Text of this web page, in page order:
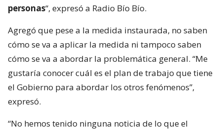
personas“, expresó a Radio Bío Bío.
Agregó que pese a la medida instaurada, no saben
cómo se va a aplicar la medida ni tampoco saben
cómo se va a abordar la problemática general. “Me
gustaría conocer cuál es el plan de trabajo que tiene
el Gobierno para abordar los otros fenómenos”,
expresó.
“No hemos tenido ninguna noticia de lo que el